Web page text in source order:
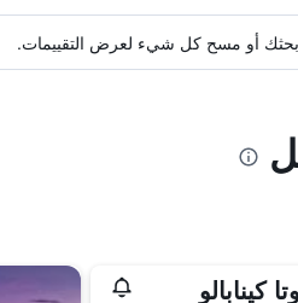
بحثك أو مسح كل شيء لعرض التقييمات.
كينابالو